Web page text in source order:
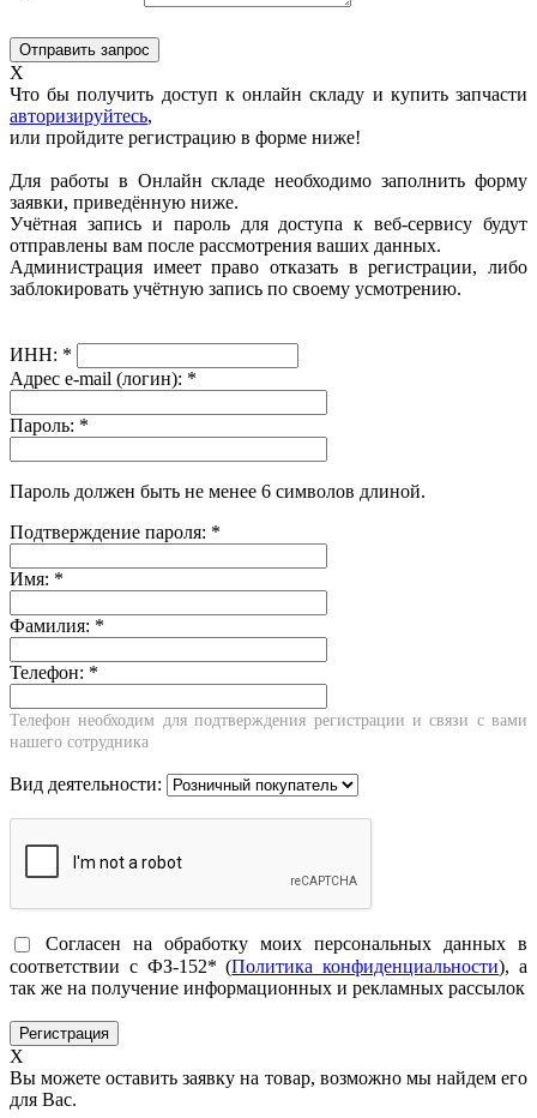
X
Что бы получить доступ к онлайн складу и купить запчасти
авторизируйтесь,
или пройдите регистрацию в форме ниже!
Для работы в Онлайн складе необходимо заполнить форму
заявки, приведённую ниже.
Учётная запись и пароль для доступа к веб-сервису будут
отправлены вам после рассмотрения ваших данных.
Администрация имеет право отказать в регистрации, либо
заблокировать учётную запись по своему усмотрению.
ИНН: *
Адрес e-mail (логин): *
Пароль: *
Пароль должен быть не менее 6 символов длиной.
Подтверждение пароля: *
Имя: *
Фамилия: *
Телефон: *
Телефон необходим для подтверждения регистрации и связи с вами
нашего сотрудника
Вид деятельности:
Согласен на обработку моих персональных данных в
соответствии с ФЗ-152* (Политика конфиденциальности), а
так же на получение информационных и рекламных рассылок
X
Вы можете оставить заявку на товар, возможно мы найдем его
для Вас.